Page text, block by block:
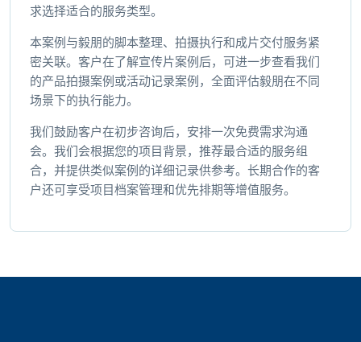
求选择适合的服务类型。
本案例与毅朋的脚本整理、拍摄执行和成片交付服务紧
密关联。客户在了解宣传片案例后，可进一步查看我们
的产品拍摄案例或活动记录案例，全面评估毅朋在不同
场景下的执行能力。
我们鼓励客户在初步咨询后，安排一次免费需求沟通
会。我们会根据您的项目背景，推荐最合适的服务组
合，并提供类似案例的详细记录供参考。长期合作的客
户还可享受项目档案管理和优先排期等增值服务。